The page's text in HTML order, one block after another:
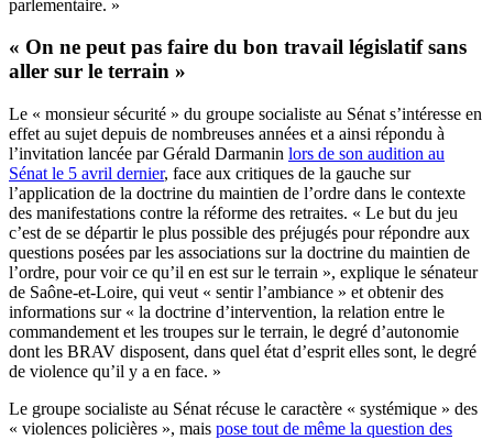
parlementaire. »
« On ne peut pas faire du bon travail législatif sans
aller sur le terrain »
Le « monsieur sécurité » du groupe socialiste au Sénat s’intéresse en
effet au sujet depuis de nombreuses années et a ainsi répondu à
l’invitation lancée par Gérald Darmanin lors de son audition au
Sénat le 5 avril dernier, face aux critiques de la gauche sur
l’application de la doctrine du maintien de l’ordre dans le contexte
des manifestations contre la réforme des retraites. « Le but du jeu
c’est de se départir le plus possible des préjugés pour répondre aux
questions posées par les associations sur la doctrine du maintien de
l’ordre, pour voir ce qu’il en est sur le terrain », explique le sénateur
de Saône-et-Loire, qui veut « sentir l’ambiance » et obtenir des
informations sur « la doctrine d’intervention, la relation entre le
commandement et les troupes sur le terrain, le degré d’autonomie
dont les BRAV disposent, dans quel état d’esprit elles sont, le degré
de violence qu’il y a en face. »
Le groupe socialiste au Sénat récuse le caractère « systémique » des
« violences policières », mais pose tout de même la question des